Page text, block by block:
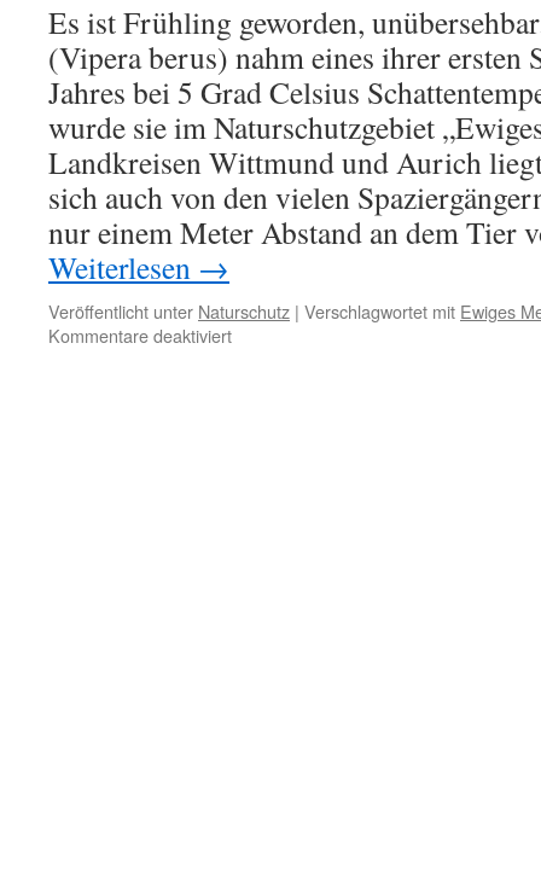
Es ist Frühling geworden,
(Vipera berus) nahm eines ihrer ersten
Jahres bei 5 Grad Celsius
wurde sie im Naturschutzgebiet
Landkreisen Wittmund und Aurich
sich auch von den vielen
nur einem Meter Abstand an dem Tier
Weiterlesen →
Veröffentlicht unter Naturschutz | Verschlagwortet mit Ewiges
Kommentare deaktiviertfür